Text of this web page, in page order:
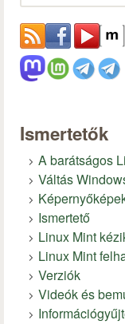
Ismertetők
A barátságos
Váltás
Ismertető
Linux Mint
Linux Mint
Verziók
Videók és